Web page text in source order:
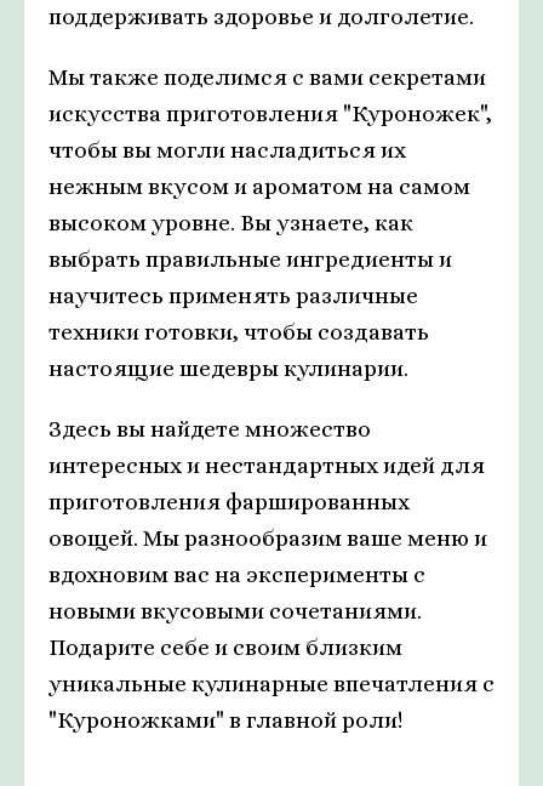
поддерживать здоровье и долголетие.
Мы также поделимся с вами секретами
искусства приготовления "Куроножек",
чтобы вы могли насладиться их
нежным вкусом и ароматом на самом
высоком уровне. Вы узнаете, как
выбрать правильные ингредиенты и
научитесь применять различные
техники готовки, чтобы создавать
настоящие шедевры кулинарии.
Здесь вы найдете множество
интересных и нестандартных идей для
приготовления фаршированных
овощей. Мы разнообразим ваше меню и
вдохновим вас на эксперименты с
новыми вкусовыми сочетаниями.
Подарите себе и своим близким
уникальные кулинарные впечатления с
"Куроножками" в главной роли!